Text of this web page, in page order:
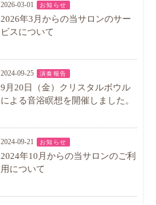
2026-03-01 お知らせ
2026年3月からの当サロンのサー
ビスについて
2024-09-25 演奏報告
9月20日（金）クリスタルボウル
による音浴瞑想を開催しました。
2024-09-21 お知らせ
2024年10月からの当サロンのご利
用について